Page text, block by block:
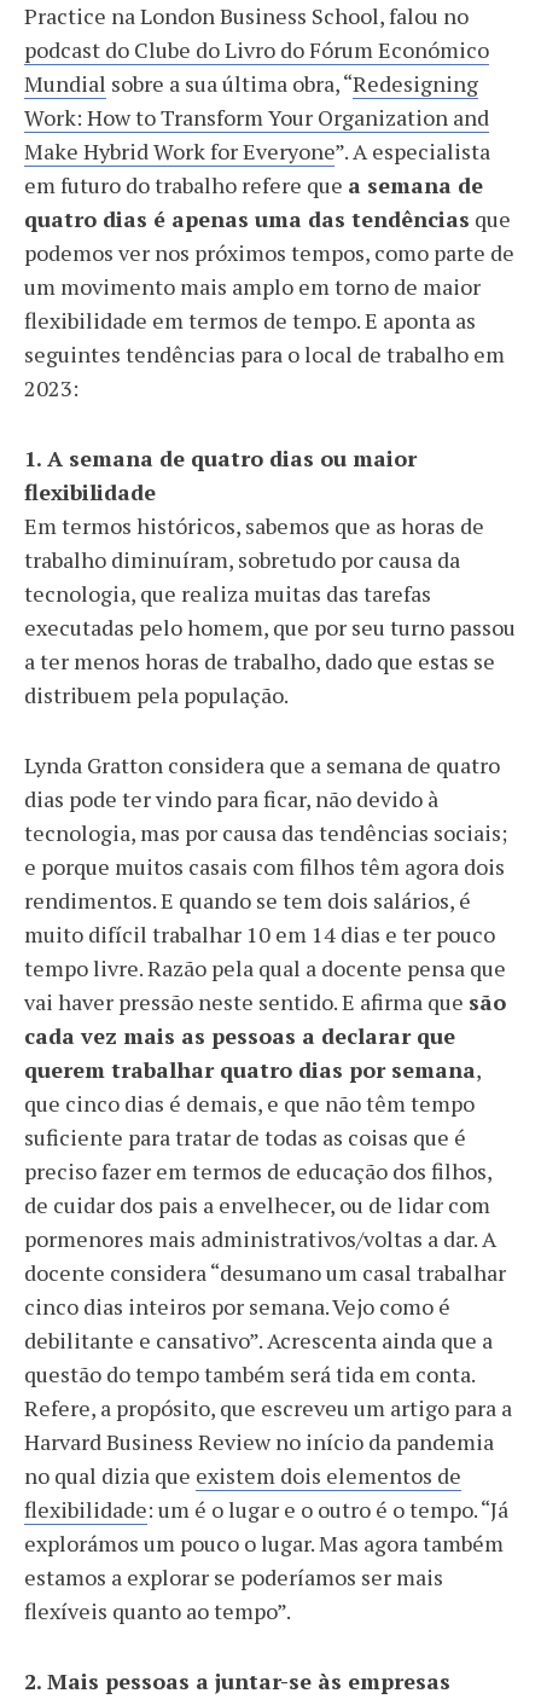
Practice na London Business School, falou no
podcast do Clube do Livro do Fórum Económico
Mundial sobre a sua última obra, “Redesigning
Work: How to Transform Your Organization and
Make Hybrid Work for Everyone”. A especialista
em futuro do trabalho refere que a semana de
quatro dias é apenas uma das tendências que
podemos ver nos próximos tempos, como parte de
um movimento mais amplo em torno de maior
flexibilidade em termos de tempo. E aponta as
seguintes tendências para o local de trabalho em
2023:
1. A semana de quatro dias ou maior
flexibilidade
Em termos históricos, sabemos que as horas de
trabalho diminuíram, sobretudo por causa da
tecnologia, que realiza muitas das tarefas
executadas pelo homem, que por seu turno passou
a ter menos horas de trabalho, dado que estas se
distribuem pela população.
Lynda Gratton considera que a semana de quatro
dias pode ter vindo para ficar, não devido à
tecnologia, mas por causa das tendências sociais;
e porque muitos casais com filhos têm agora dois
rendimentos. E quando se tem dois salários, é
muito difícil trabalhar 10 em 14 dias e ter pouco
tempo livre. Razão pela qual a docente pensa que
vai haver pressão neste sentido. E afirma que são
cada vez mais as pessoas a declarar que
querem trabalhar quatro dias por semana,
que cinco dias é demais, e que não têm tempo
suficiente para tratar de todas as coisas que é
preciso fazer em termos de educação dos filhos,
de cuidar dos pais a envelhecer, ou de lidar com
pormenores mais administrativos/voltas a dar. A
docente considera “desumano um casal trabalhar
cinco dias inteiros por semana. Vejo como é
debilitante e cansativo”. Acrescenta ainda que a
questão do tempo também será tida em conta.
Refere, a propósito, que escreveu um artigo para a
Harvard Business Review no início da pandemia
no qual dizia que existem dois elementos de
flexibilidade: um é o lugar e o outro é o tempo. “Já
explorámos um pouco o lugar. Mas agora também
estamos a explorar se poderíamos ser mais
flexíveis quanto ao tempo”.
2. Mais pessoas a juntar-se às empresas